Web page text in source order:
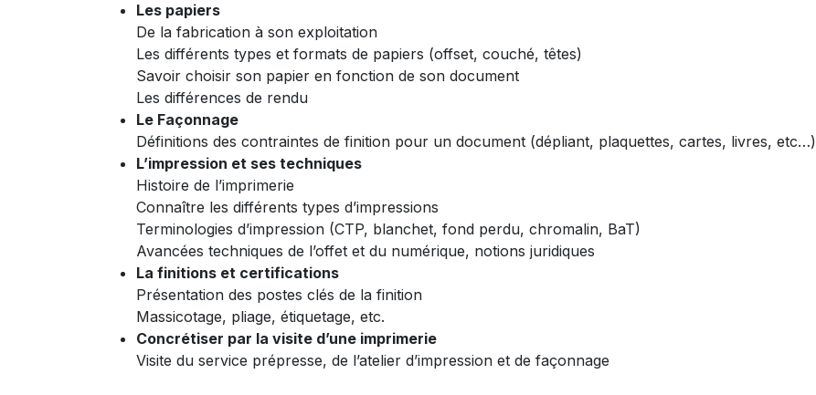
Les papiers
De la fabrication à son exploitation
Les différents types et formats de papiers (offset, couché, têtes)
Savoir choisir son papier en fonction de son document
Les différences de rendu
Le Façonnage
Définitions des contraintes de finition pour un document (dépliant, plaquettes, cartes, livres, etc…)
L’impression et ses techniques
Histoire de l’imprimerie
Connaître les différents types d’impressions
Terminologies d’impression (CTP, blanchet, fond perdu, chromalin, BaT)
Avancées techniques de l’offet et du numérique, notions juridiques
La finitions et certifications
Présentation des postes clés de la finition
Massicotage, pliage, étiquetage, etc.
Concrétiser par la visite d’une imprimerie
Visite du service prépresse, de l’atelier d’impression et de façonnage